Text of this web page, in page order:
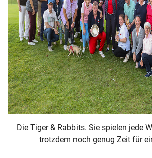
Die Tiger & Rabbits. Sie spielen jede
trotzdem noch genug Zeit für